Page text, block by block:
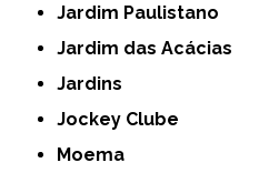
Jardim Paulistano
Jardim das Acácias
Jardins
Jockey Clube
Moema